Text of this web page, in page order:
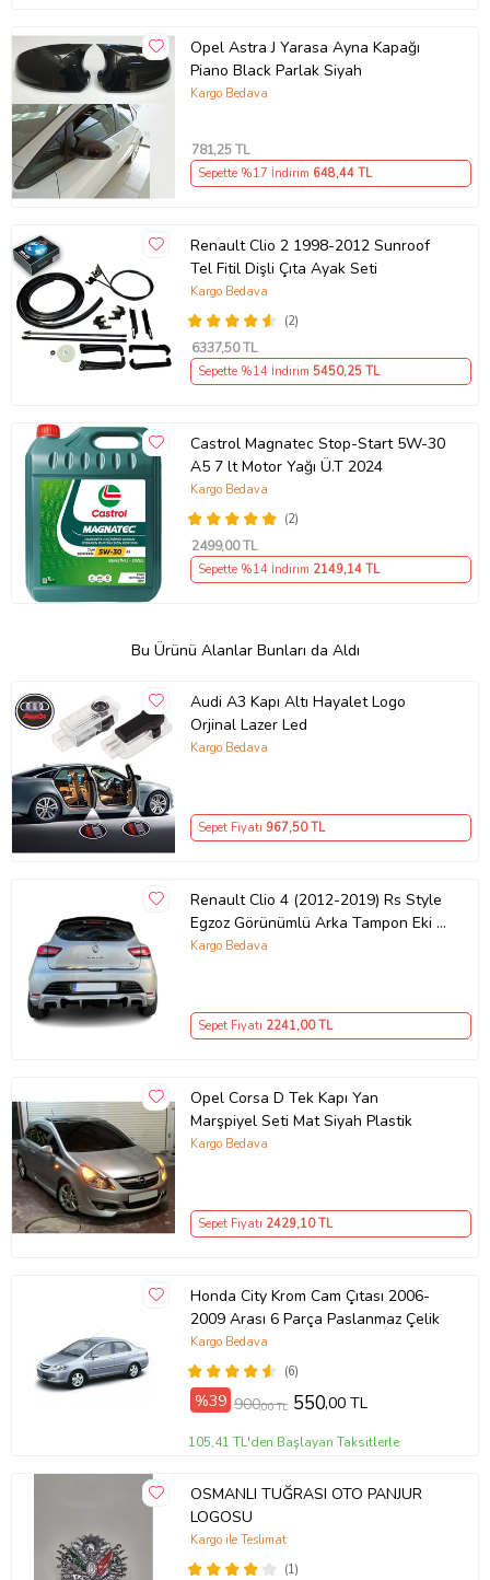
Opel Astra J Yarasa Ayna Kapağı
Piano Black Parlak Siyah
Kargo Bedava
781,25 TL
Sepette %17 İndirim 648,44 TL
Renault Clio 2 1998-2012 Sunroof
Tel Fitil Dişli Çıta Ayak Seti
(2)
Kargo Bedava
6337,50 TL
Sepette %14 İndirim 5450,25 TL
Castrol Magnatec Stop-Start 5W-30
A5 7 lt Motor Yağı Ü.T 2024
(2)
Kargo Bedava
2499,00 TL
Sepette %14 İndirim 2149,14 TL
Bu Ürünü Alanlar Bunları da Aldı
Audi A3 Kapı Altı Hayalet Logo
Orjinal Lazer Led
Kargo Bedava
Sepet Fiyatı 967,50 TL
Renault Clio 4 (2012-2019) Rs Style
Egzoz Görünümlü Arka Tampon Eki -
Difüzör (Plastik)
Kargo Bedava
Sepet Fiyatı 2241,00 TL
Opel Corsa D Tek Kapı Yan
Marşpiyel Seti Mat Siyah Plastik
Kargo Bedava
Sepet Fiyatı 2429,10 TL
Honda City Krom Cam Çıtası 2006-
2009 Arası 6 Parça Paslanmaz Çelik
(6)
Kargo Bedava
%39 900,00 TL 550,00 TL
105,41 TL'den Başlayan Taksitlerle
OSMANLI TUĞRASI OTO PANJUR
LOGOSU
(1)
Kargo ile Teslimat